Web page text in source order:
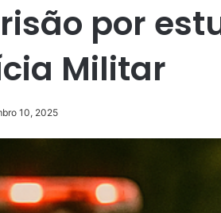
por
Militar
10, 2025